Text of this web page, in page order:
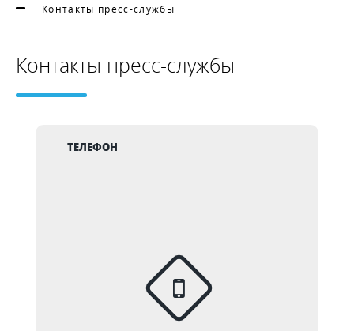
Контакты пресс-службы
Контакты пресс-службы
ТЕЛЕФОН